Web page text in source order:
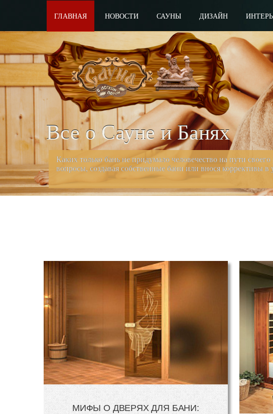
Все о Сауне и Банях
Каких только бань не придумало человечество на пути
вопросы, создавая собственные бани или внося коррективы
ГЛАВНАЯ НОВОСТИ САУНЫ ДИЗАЙН
МИФЫ О ДВЕРЯХ ДЛЯ БАНИ: